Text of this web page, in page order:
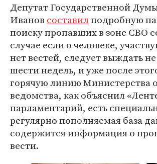
Депутат Государственной
Иванов составилподробную
поиску пропавших в зоне СВО
случае если о человеке,
нет вестей, следует выждать
шести недель, и уже после
горячую линию Министерства
ведомства, как объяснил
парламентарий, есть
регулярно пополняемая база
содержится информация о
вести.